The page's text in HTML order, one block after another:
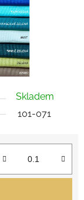
Skladem
101-071